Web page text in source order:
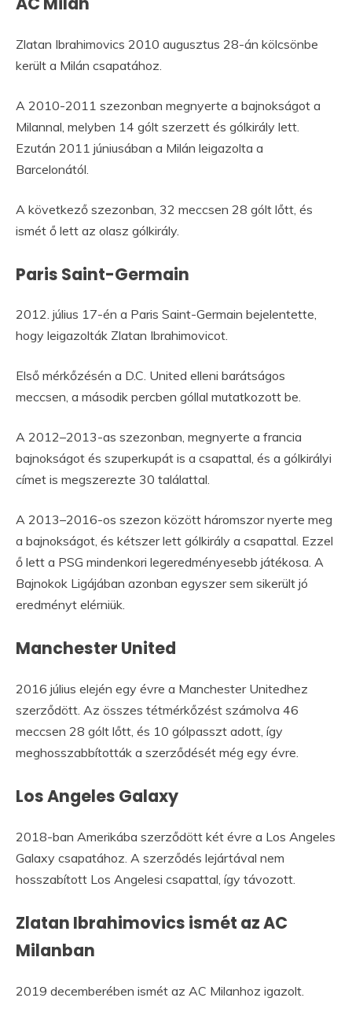
Zlatan Ibrahimovics 2010 augusztus 28-án kölcsönbe
került a Milán csapatához.
A 2010-2011 szezonban megnyerte a bajnokságot a
Milannal, melyben 14 gólt szerzett és gólkirály lett.
Ezután 2011 júniusában a Milán leigazolta a
Barcelonától.
A következő szezonban, 32 meccsen 28 gólt lőtt, és
ismét ő lett az olasz gólkirály.
Paris Saint-Germain
2012. július 17-én a Paris Saint-Germain bejelentette,
hogy leigazolták Zlatan Ibrahimovicot.
Első mérkőzésén a D.C. United elleni barátságos
meccsen, a második percben góllal mutatkozott be.
A 2012–2013-as szezonban, megnyerte a francia
bajnokságot és szuperkupát is a csapattal, és a gólkirályi
címet is megszerezte 30 találattal.
A 2013–2016-os szezon között háromszor nyerte meg
a bajnokságot, és kétszer lett gólkirály a csapattal. Ezzel
ő lett a PSG mindenkori legeredményesebb játékosa. A
Bajnokok Ligájában azonban egyszer sem sikerült jó
eredményt elérniük.
Manchester United
2016 július elején egy évre a Manchester Unitedhez
szerződött. Az összes tétmérkőzést számolva 46
meccsen 28 gólt lőtt, és 10 gólpasszt adott, így
meghosszabbították a szerződését még egy évre.
Los Angeles Galaxy
2018-ban Amerikába szerződött két évre a Los Angeles
Galaxy csapatához. A szerződés lejártával nem
hosszabított Los Angelesi csapattal, így távozott.
Zlatan Ibrahimovics ismét az AC
Milanban
2019 decemberében ismét az AC Milanhoz igazolt.